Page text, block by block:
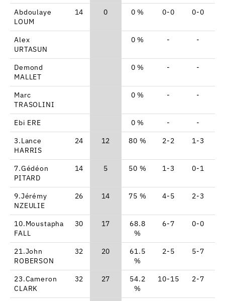
Abdoulaye
LOUM
14 0 0 % 0-0 0-0
Alex
URTASUN
0 % - -
Demond
MALLET
0 % - -
Marc
TRASOLINI
0 % - -
Ebi ERE 0 % -
-
3.Lance
HARRIS
24 12 80 % 2-2 1-3
7.Gédéon
PITARD
14 5 50 % 1-3 0-1
9.Jérémy
NZEULIE
26 14 75 % 4-5 2-3
10.Moustapha
FALL
30 17
68.8
%
6-7 0-0
21.John
ROBERSON
32 20
61.5
%
2-5 5-7
23.Cameron
CLARK
32 27
54.2
%
10-15 2-7